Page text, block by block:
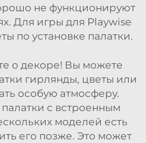
не функционируют
Для игры для Playwise
по установке палатки.
о декоре! Вы можете
гирлянды, цветы или
особую атмосферу.
с встроенным
моделей есть
его позже. Это может